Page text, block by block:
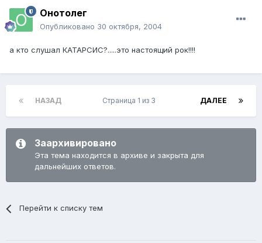
Онотолег
Опубликовано 30 октября, 2004
а кто слушал КАТАРСИС?.....это настоящий рок!!!!
НАЗАД ДАЛЕЕ
Страница 1 из 3
Заархивировано
Эта тема находится в архиве и закрыта для
дальнейших ответов.
Перейти к списку тем